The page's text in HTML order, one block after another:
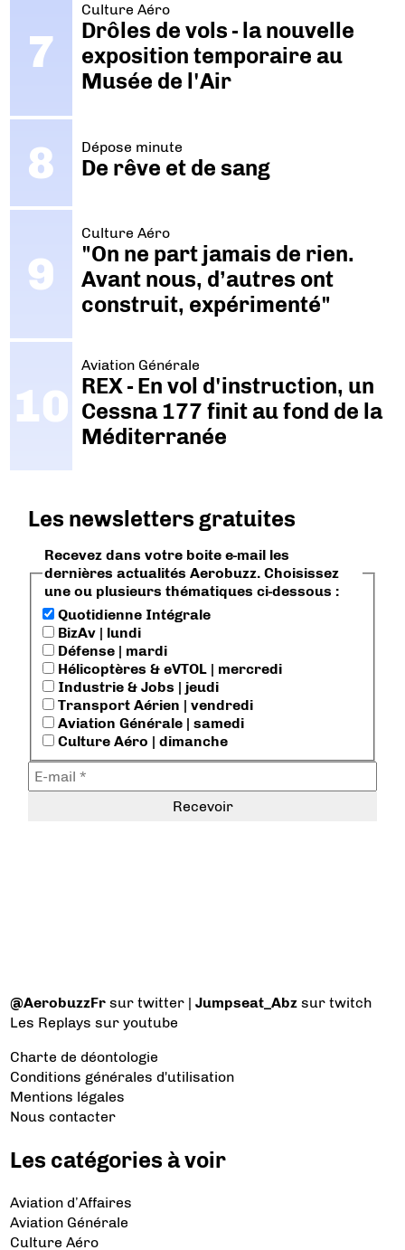
Culture Aéro
Drôles de vols - la nouvelle
exposition temporaire au
Musée de l'Air
Dépose minute
De rêve et de sang
Culture Aéro
"On ne part jamais de rien.
Avant nous, d’autres ont
construit, expérimenté"
Aviation Générale
REX - En vol d'instruction, un
Cessna 177 finit au fond de la
Méditerranée
Les newsletters gratuites
Recevez dans votre boite e-mail les
dernières actualités Aerobuzz. Choisissez
une ou plusieurs thématiques ci-dessous :
Quotidienne Intégrale
BizAv | lundi
Défense | mardi
Hélicoptères & eVTOL | mercredi
Industrie & Jobs | jeudi
Transport Aérien | vendredi
Aviation Générale | samedi
Culture Aéro | dimanche
@AerobuzzFr sur twitter |Jumpseat_Abz sur twitch
Les Replays sur youtube
Charte de déontologie
Conditions générales d'utilisation
Mentions légales
Nous contacter
Les catégories à voir
Aviation d’Affaires
Aviation Générale
Culture Aéro